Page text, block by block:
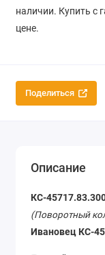
наличии. Купить с
цене.
Поделиться
Описание
КС-
(Поворотный
Ивановец КС-